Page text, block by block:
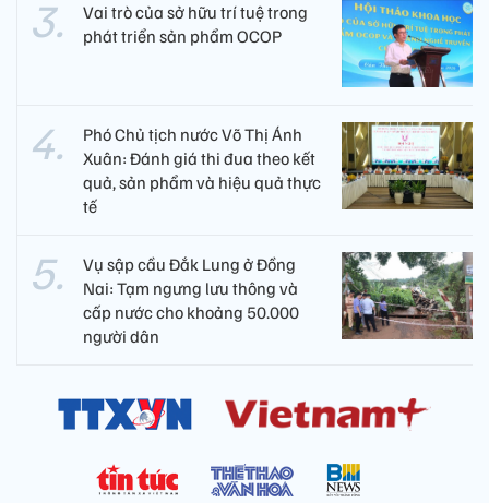
Vai trò của sở hữu trí tuệ trong
phát triển sản phẩm OCOP
Phó Chủ tịch nước Võ Thị Ánh
Xuân: Đánh giá thi đua theo kết
quả, sản phẩm và hiệu quả thực
tế
Vụ sập cầu Đắk Lung ở Đồng
Nai: Tạm ngưng lưu thông và
cấp nước cho khoảng 50.000
người dân